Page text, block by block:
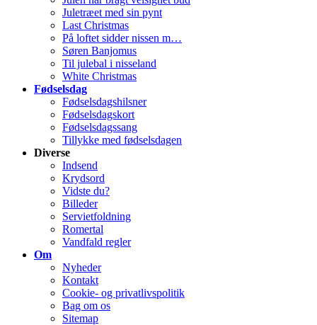
Juletræet med sin pynt
Last Christmas
På loftet sidder nissen m…
Søren Banjomus
Til julebal i nisseland
White Christmas
Fødselsdag
Fødselsdagshilsner
Fødselsdagskort
Fødselsdagssang
Tillykke med fødselsdagen
Diverse
Indsend
Krydsord
Vidste du?
Billeder
Servietfoldning
Romertal
Vandfald regler
Om
Nyheder
Kontakt
Cookie- og privatlivspolitik
Bag om os
Sitemap